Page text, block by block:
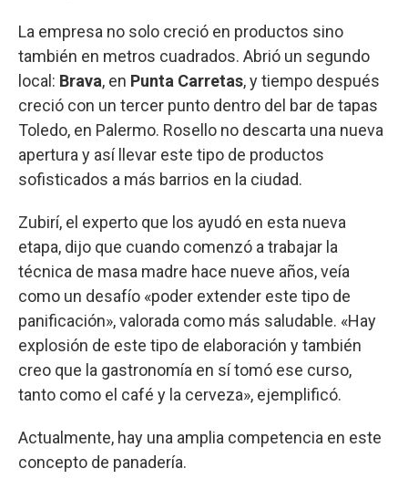
La empresa no solo creció en productos sino
también en metros cuadrados. Abrió un segundo
local: Brava, en Punta Carretas, y tiempo después
creció con un tercer punto dentro del bar de tapas
Toledo, en Palermo. Rosello no descarta una nueva
apertura y así llevar este tipo de productos
sofisticados a más barrios en la ciudad.
Zubirí, el experto que los ayudó en esta nueva
etapa, dijo que cuando comenzó a trabajar la
técnica de masa madre hace nueve años, veía
como un desafío «poder extender este tipo de
panificación», valorada como más saludable. «Hay
explosión de este tipo de elaboración y también
creo que la gastronomía en sí tomó ese curso,
tanto como el café y la cerveza», ejemplificó.
Actualmente, hay una amplia competencia en este
concepto de panadería.